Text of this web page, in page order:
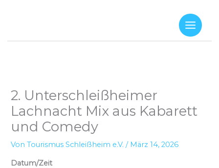
2. Unterschleißheimer
Lachnacht Mix aus Kabarett
und Comedy
VonTourismus Schleißheim e.V./ März 14, 2026
Datum/Zeit